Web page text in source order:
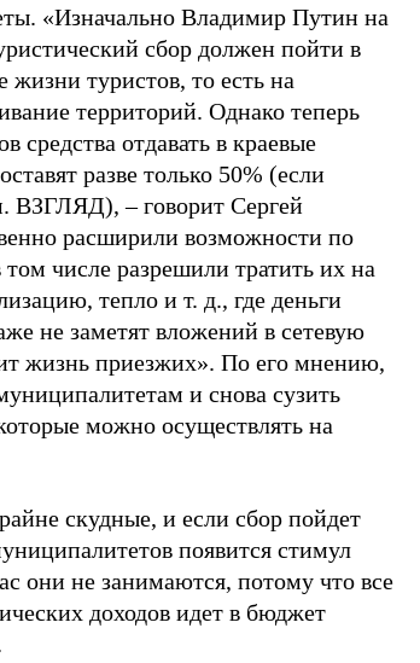
«Изначально Владимир Путин на
сбор должен пойти в
туристов, то есть на
территорий. Однако теперь
средства отдавать в краевые
разве только 50% (если
ВЗГЛЯД), – говорит Сергей
расширили возможности по
числе разрешили тратить их на
тепло и т. д., где деньги
не заметят вложений в сетевую
жизнь приезжих». По его мнению,
и снова сузить
можно осуществлять на
скудные, и если сбор пойдет
появится стимул
они не занимаются, потому что все
доходов идет в бюджет